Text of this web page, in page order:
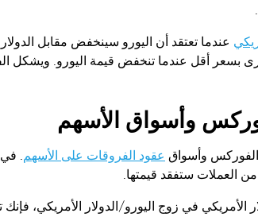
عندما تعتقد أن اليورو سينخفض مقابل
بسعر أقل عندما تنخفض قيمة اليورو. ويشكل
وأسواق الأسهم
وأسواق عقود الفروقات على الأسهم.
العملات ستفقد قيمتها.
في زوج اليورو/الدولار الأمريكي، فإنك